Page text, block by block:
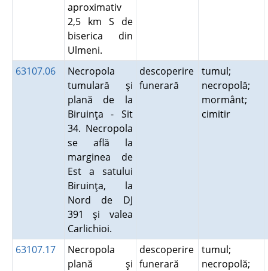
aproximativ
2,5 km S de
biserica din
Ulmeni.
63107.06
Necropola
tumulară şi
plană de la
Biruinţa - Sit
34. Necropola
se află la
marginea de
Est a satului
Biruinţa, la
Nord de DJ
391 şi valea
Carlichioi.
descoperire
funerară
tumul;
necropolă;
mormânt;
cimitir
63107.17
Necropola
plană şi
descoperire
funerară
tumul;
necropolă;